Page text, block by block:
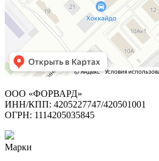
ООО «ФОРВАРД»
ИНН/КПП: 4205227747/420501001
ОГРН: 1114205035845
Марки